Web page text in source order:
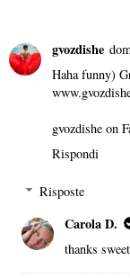
gvozdishe
Haha funny)
gvozdishe on
Rispondi
Risposte
Carola D.
thanks